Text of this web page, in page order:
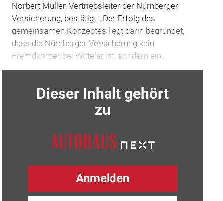
Norbert Müller, Vertriebsleiter der Nürnberger
Versicherung, bestätigt: „Der Erfolg des
gemeinsamen Konzeptes liegt darin begründet,
dass die Nürnberger Versicherung kein
Fremdkörper bei Witteler ist, sondern ein…
Dieser Inhalt gehört
zu
Anmelden